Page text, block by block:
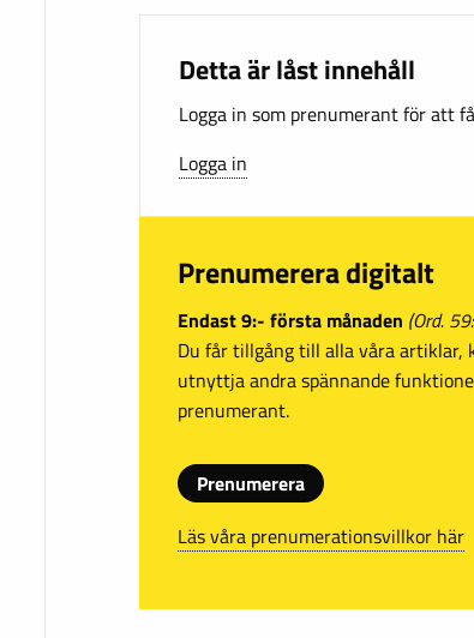
Detta är låst innehåll
Logga in som prenumerant för att
Logga in
Prenumerera digitalt
Endast 9:- första månaden (Ord.
Du får tillgång till alla våra artiklar,
utnyttja andra spännande
prenumerant.
Prenumerera
Läs våra prenumerationsvillkor här